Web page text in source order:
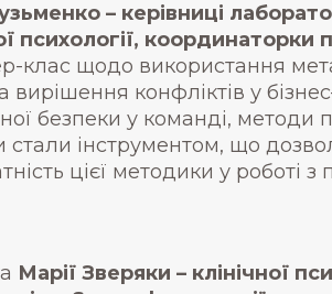
– керівниці
координаторки
клас щодо використання
конфліктів у
безпеки у команді, методи
інструментом, що
цієї методики у роботі
Марії Зверяки – клінічної